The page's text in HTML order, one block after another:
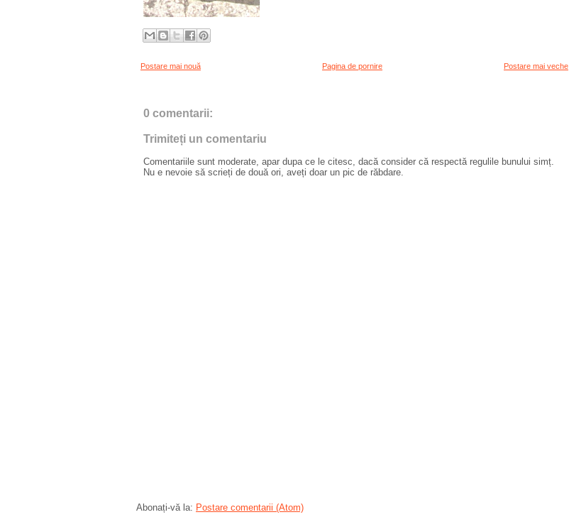
Postare mai nouă Postare mai veche
Pagina de pornire
0 comentarii:
Trimiteți un comentariu
Comentariile sunt moderate, apar dupa ce le citesc, dacă consider că respectă regulile bunului simț.
Nu e nevoie să scrieți de două ori, aveți doar un pic de răbdare.
Abonați-vă la: Postare comentarii (Atom)